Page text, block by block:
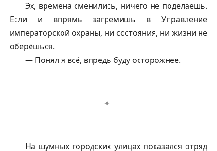
Эх, времена сменились, ничего не поделаешь.
Если и впрямь загремишь в Управление
императорской охраны, ни состояния, ни жизни не
оберёшься.
— Понял я всё, впредь буду осторожнее.
✦
На шумных городских улицах показался отряд